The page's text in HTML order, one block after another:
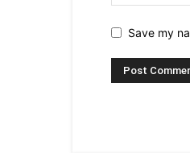
Save my